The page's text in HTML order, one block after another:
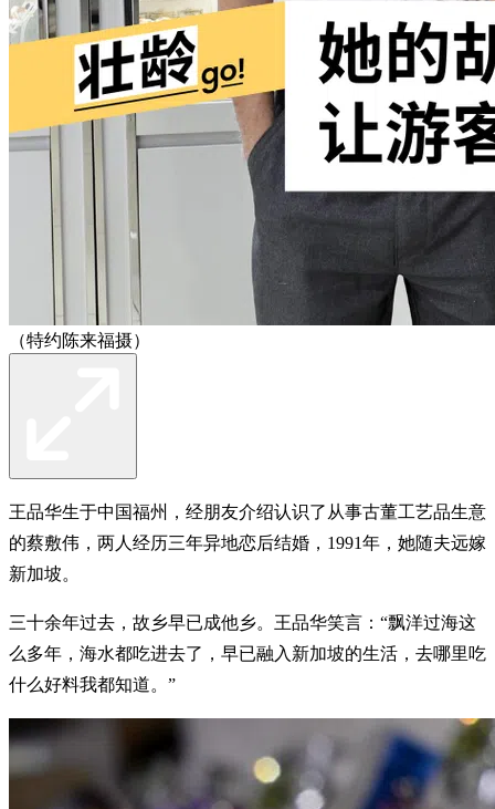
（特约陈来福摄）
王品华生于中国福州，经朋友介绍认识了从事古董工艺品生意
的蔡敷伟，两人经历三年异地恋后结婚，1991年，她随夫远嫁
新加坡。
三十余年过去，故乡早已成他乡。王品华笑言：“飘洋过海这
么多年，海水都吃进去了，早已融入新加坡的生活，去哪里吃
什么好料我都知道。”